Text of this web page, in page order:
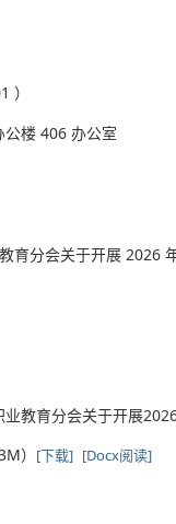
楼 406 办公室
育分会关于开展 2026
业教育分会关于开展
） [下载] [Docx阅读]